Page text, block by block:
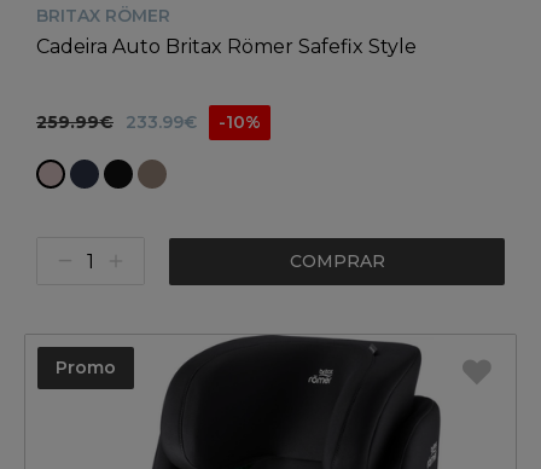
BRITAX RÖMER
Cadeira Auto Britax Römer Safefix Style
259.99€ 233.99€ -10%
COMPRAR
Promo